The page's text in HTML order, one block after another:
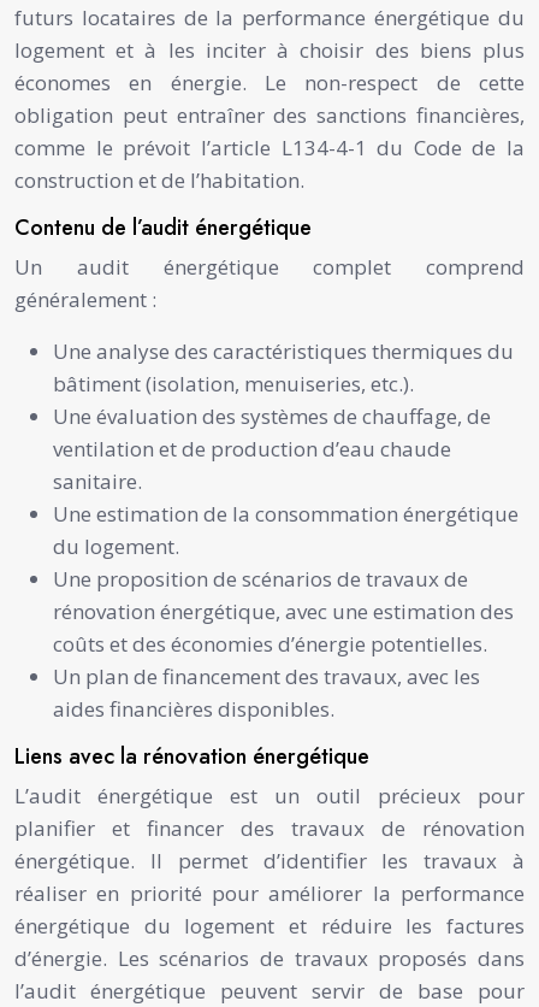
futurs locataires de la performance énergétique du
logement et à les inciter à choisir des biens plus
économes en énergie. Le non-respect de cette
obligation peut entraîner des sanctions financières,
comme le prévoit l’article L134-4-1 du Code de la
construction et de l’habitation.
Contenu de l’audit énergétique
Un audit énergétique complet comprend
généralement :
Une analyse des caractéristiques thermiques du
bâtiment (isolation, menuiseries, etc.).
Une évaluation des systèmes de chauffage, de
ventilation et de production d’eau chaude
sanitaire.
Une estimation de la consommation énergétique
du logement.
Une proposition de scénarios de travaux de
rénovation énergétique, avec une estimation des
coûts et des économies d’énergie potentielles.
Un plan de financement des travaux, avec les
aides financières disponibles.
Liens avec la rénovation énergétique
L’audit énergétique est un outil précieux pour
planifier et financer des travaux de rénovation
énergétique. Il permet d’identifier les travaux à
réaliser en priorité pour améliorer la performance
énergétique du logement et réduire les factures
d’énergie. Les scénarios de travaux proposés dans
l’audit énergétique peuvent servir de base pour